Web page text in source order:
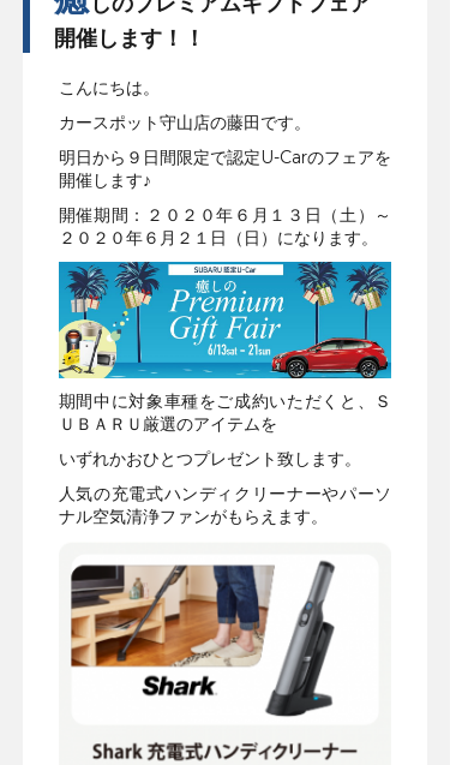
開催します！！
こんにちは。
カースポット守山店の藤田です。
明日から９日間限定で認定U-Carのフェアを
開催します♪
開催期間：２０２０年６月１３日（土）～
２０２０年６月２１日（日）になります。
期間中に対象車種をご成約いただくと、Ｓ
ＵＢＡＲＵ厳選のアイテムを
いずれかおひとつプレゼント致します。
人気の充電式ハンディクリーナーやパーソ
ナル空気清浄ファンがもらえます。